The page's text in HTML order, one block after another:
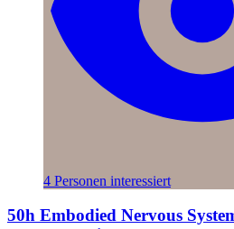
4 Personen interessiert
50h Embodied Nervous